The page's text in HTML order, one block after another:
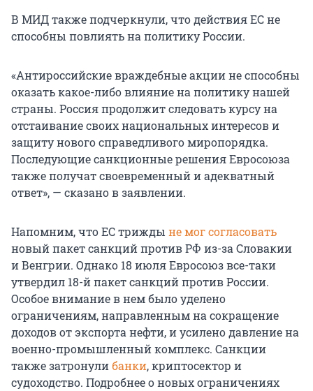
В МИД также подчеркнули, что действия ЕС не
способны повлиять на политику России.
«Антироссийские враждебные акции не способны
оказать какое-либо влияние на политику нашей
страны. Россия продолжит следовать курсу на
отстаивание своих национальных интересов и
защиту нового справедливого миропорядка.
Последующие санкционные решения Евросоюза
также получат своевременный и адекватный
ответ», — сказано в заявлении.
Напомним, что ЕС трижды не мог согласовать
новый пакет санкций против РФ из-за Словакии
и Венгрии. Однако 18 июля Евросоюз все-таки
утвердил 18-й пакет санкций против России.
Особое внимание в нем было уделено
ограничениям, направленным на сокращение
доходов от экспорта нефти, и усилено давление на
военно-промышленный комплекс. Санкции
также затронулибанки, криптосектор и
судоходство. Подробнее о новых ограничениях